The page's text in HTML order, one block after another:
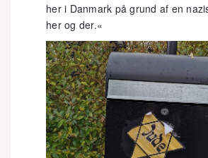
her i Danmark på grund af en
her og der.«